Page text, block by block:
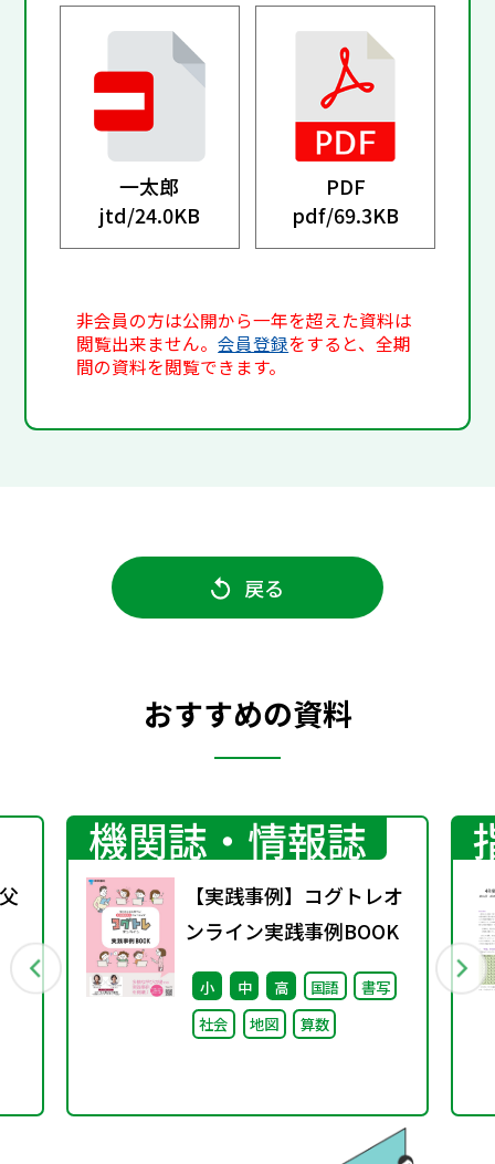
一太郎
jtd/24.0KB
PDF
pdf/69.3KB
非会員の方は公開から一年を超えた資料は
閲覧出来ません。会員登録をすると、全期
間の資料を閲覧できます。
戻る
おすすめの資料
機関誌・情報誌
【実践事例】コグトレオ
ンライン実践事例BOOK
小 中 高 国語
書写
社会
地図 算数